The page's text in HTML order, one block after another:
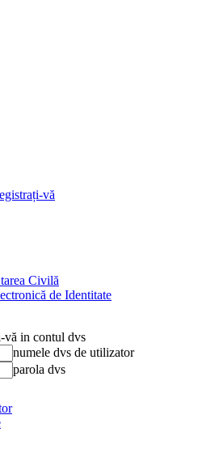
vă
Civilă
de Identitate
in contul dvs
numele dvs de utilizator
parola dvs